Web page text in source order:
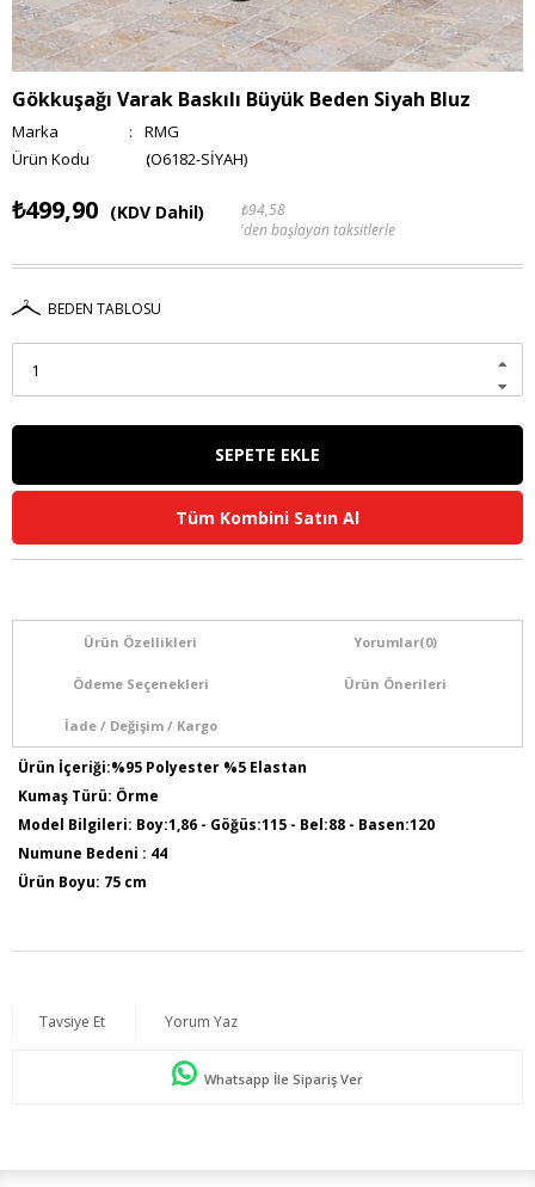
Gökkuşağı Varak Baskılı Büyük Beden Siyah Bluz
Marka :
RMG
(O6182-SİYAH)
₺499,90 (KDV Dahil)
₺94,58
'den başlayan taksitlerle
BEDEN TABLOSU
Tüm Kombini Satın Al
Ürün Özellikleri Yorumlar(0)
Ödeme Seçenekleri Ürün Önerileri
İade / Değişim / Kargo
Ürün İçeriği:%95 Polyester %5 Elastan
Kumaş Türü: Örme
Model Bilgileri: Boy:1,86 - Göğüs:115 - Bel:88 - Basen:120
Numune Bedeni : 44
Ürün Boyu: 75 cm
Tavsiye Et Yorum Yaz
Whatsapp İle Sipariş Ver